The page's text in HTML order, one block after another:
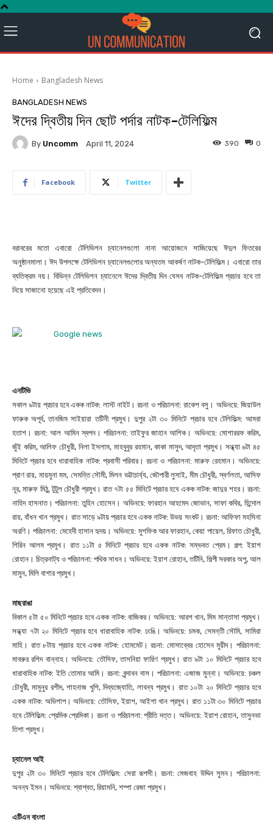
Home Bangladesh News
BANGLADESH NEWS
ঈদের দ্বিতীয় দিন ছোট পর্দার নাটক-টেলিফিল্ম
By Uncomm April 11, 2024 0
390
Facebook Twitter
বরাবরের মতো এবারো টেলিভিশন চ্যানেলগুলো নানা আয়োজনে সাজিয়েছে ঈদুল ফিতরের
অনুষ্ঠানমালা। ঈদ উপলক্ষে টেলিভিশন চ্যানেলগুলোর অন্যতম আকর্ষণ নাটক-টেলিফিল্ম। এবারো তার
ব্যতিক্রম নয়। বিভিন্ন টেলিভিশন চ্যানেলে ঈদের দ্বিতীয় দিন যেসব নাটক-টেলিফিল্ম প্রচার হবে তা
নিয়ে সাজানো হয়েছে এই প্রতিবেদন।
এনটিভি
সকাল ৯টায় প্রচার হবে একক নাটক: লাস্ট নাইট। রচনা ও পরিচালনা: রাকেশ বসু। অভিনয়ে: জিয়াউল
ফারুক অপূর্ব, তানজিম সাইয়ারা তটিনী প্রমুখ। দুপুর ২টা ৩০ মিনিটে প্রচার হবে টেলিফিল্ম: আমরা
হতাশ। রচনা: আল আমিন স্বপন। পরিচালনা: তাইফুর জাহান আশিক। অভিনয়ে: মোশাররফ করিম,
জুঁই করিম, আলিফ চৌধুরী, নিলা ইসলাম, মাহবুবুর রহমান, কাকা মাসুদ, আদৃতা প্রমুখ। সন্ধ্যা ৬টা ৪৫
মিনিটে প্রচার হবে ধারাবাহিক নাটক: প্রবাসী পরিবার। রচনা ও পরিচালনা: মারুফ রেহমান। অভিনয়ে:
প্রাণ রায়, মায়মুনা মম, সেমন্তি সৌমী, মিলন ভট্টাচার্য্য, জৌপারী লুসাই, মীম চৌধুরী, স্বর্ণলতা, আসিফ
নূর, মারুফ মিঠু, টুটুল চৌধুরী প্রমুখ। রাত ৭টা ৫৫ মিনিটে প্রচার হবে একক নাটক: জাদুর শহর। রচনা:
নাহিদ হাসনাত। পরিচালনা: তুহিন হোসেন। অভিনয়ে: ফারহান আহমেদ জোভান, সাফা কবির, হিন্দোল
রায়, বাঁধন খান প্রমুখ। রাত সাড়ে ৯টায় প্রচার হবে একক নাটক: উভয় সংকট। রচনা: আফিফা মহসিনা
অরণি। পরিচালনা: মেহেদী হাসান হৃদয়। অভিনয়ে: মুশফিক আর ফারহান, কেয়া পায়েল, রিফাত চৌধুরী,
শিরিন আলম প্রমুখ। রাত ১১টা ৫ মিনিটে প্রচার হবে একক নাটক: সম্ভবত প্রেম। গল্প: ইয়াশ
রোহান। চিত্রনাট্য ও পরিচালনা: পথিক সাধন। অভিনয়ে: ইয়াশ রোহান, তটিনি, শিল্পী সরকার অপু, আল
মামুন, মিলি বাশার প্রমুখ।
মাছরাঙা
বিকাল ৫টা ৫০ মিনিটে প্রচার হবে একক নাটক: বাজিকর। অভিনয়ে: আরশ খান, মিম মান্তাসা প্রমুখ।
সন্ধ্যা ৭টা ২০ মিনিটে প্রচার হবে ধারাবাহিক নাটক: ঢংঙি। অভিনয়ে: চমক, সেমন্তী সৌমি, সামিরা
মাহি। রাত ৮টায় প্রচার হবে একক নাটক: হোমমেট। রচনা: মোসাব্বের হোসেন মুয়ীদ। পরিচালনা:
মাবরুর রশিদ বান্নাহ। অভিনয়ে: তৌসিফ, তাসনিয়া ফারিণ প্রমুখ। রাত ৯টা ১০ মিনিটে প্রচার হবে
ধারাবাহিক নাটক: ইতি তোমার আমি। রচনা: বৃন্দাবন দাস। পরিচালনা: এজাজ মুন্না। অভিনয়ে: চঞ্চল
চৌধুরী, মামুনুর রশীদ, শাহনাজ খুশি, দিব্যজ্যোতি, লাবন্য প্রমুখ। রাত ১০টা ২০ মিনিটে প্রচার হবে
একক নাটক: অভিশাপ। অভিনয়ে: তৌসিফ, ইয়াশ, আইশা খান প্রমুখ। রাত ১১টা ৩০ মিনিটে প্রচার
হবে টেলিফিল্ম: প্রেমিক প্রেমিকা। রচনা ও পরিচালনা: প্রীতি দত্ত। অভিনয়ে: ইয়াশ রোহান, তাসুনভা
তিশা প্রমুখ।
চ্যানেল আই
দুপুর ২টা ৩০ মিনিটে প্রচার হবে টেলিফিল্ম: সেরা রূপসী। রচনা: মেজবাহ উদ্দিন সুমন। পরিচালনা:
অনন্য ইমন। অভিনয়ে: শ্বাশ্বত, রিয়ামনি, শম্পা রেজা প্রমুখ।
এটিএন বাংলা